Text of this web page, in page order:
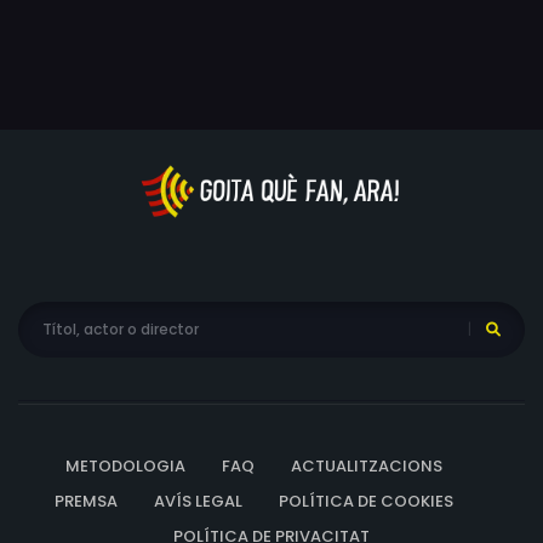
METODOLOGIA FAQ
ACTUALITZACIONS
PREMSA
AVÍS LEGAL
POLÍTICA DE COOKIES
POLÍTICA DE PRIVACITAT